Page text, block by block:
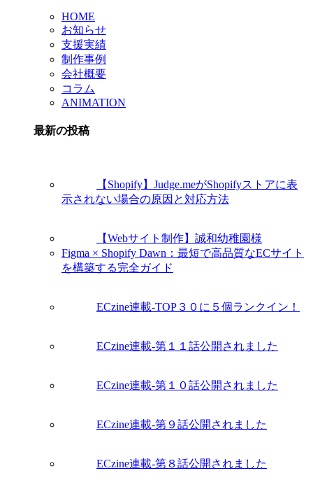
HOME
お知らせ
支援実績
制作事例
会社概要
コラム
ANIMATION
最新の投稿
【Shopify】Judge.meがShopifyストアに表
示されない場合の原因と対応方法
【Webサイト制作】誠和幼稚園様
Figma × Shopify Dawn：最短で高品質なECサイト
を構築する完全ガイド
ECzine連載-TOP３０に５個ランクイン！
ECzine連載-第１１話公開されました
ECzine連載-第１０話公開されました
ECzine連載-第９話公開されました
ECzine連載-第８話公開されました